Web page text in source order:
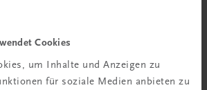
Cookies
um Inhalte und Anzeigen zu
für soziale Medien anbieten zu
„Wo finden wir gute Leute?“ Die
„Warum sollten gute Leute zu uns